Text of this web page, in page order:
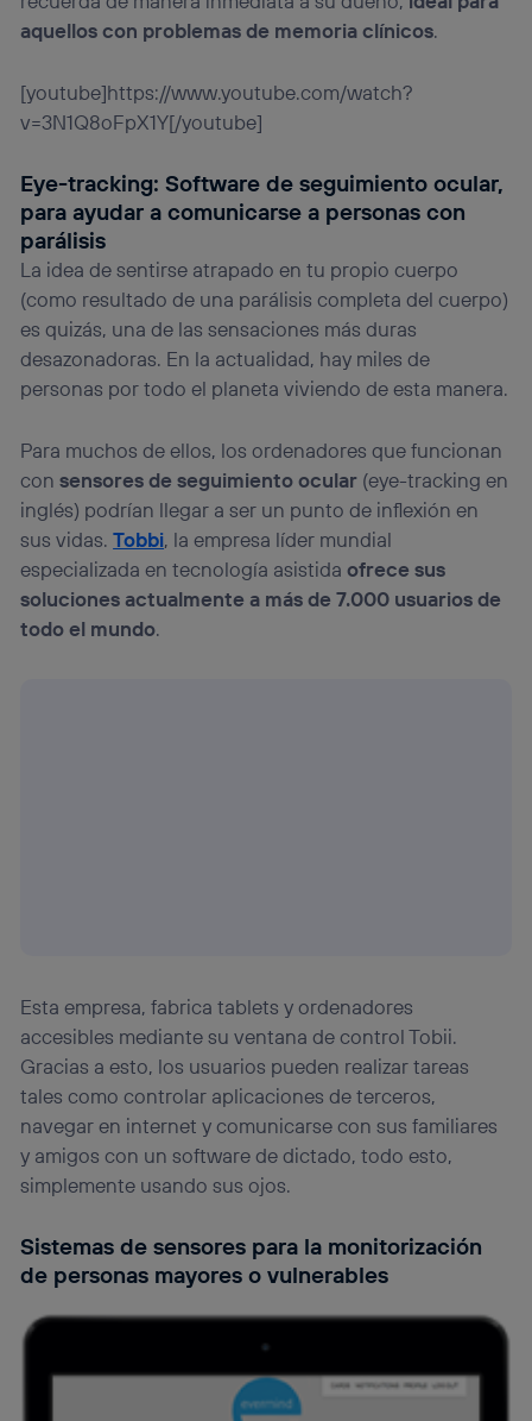
aquellos con problemas de memoria clínicos.
[youtube]https://www.youtube.com/watch?
v=3N1Q8oFpX1Y[/youtube]
Eye-tracking: Software de seguimiento ocular,
para ayudar a comunicarse a personas con
parálisis
La idea de sentirse atrapado en tu propio cuerpo
(como resultado de una parálisis completa del cuerpo)
es quizás, una de las sensaciones más duras
desazonadoras. En la actualidad, hay miles de
personas por todo el planeta viviendo de esta manera.
Para muchos de ellos, los ordenadores que funcionan
consensores de seguimiento ocular (eye-tracking en
inglés) podrían llegar a ser un punto de inflexión en
sus vidas.Tobbi, la empresa líder mundial
especializada en tecnología asistida ofrece sus
soluciones actualmente a más de 7.000 usuarios de
todo el mundo.
Esta empresa, fabrica tablets y ordenadores
accesibles mediante su ventana de control Tobii.
Gracias a esto, los usuarios pueden realizar tareas
tales como controlar aplicaciones de terceros,
navegar en internet y comunicarse con sus familiares
y amigos con un software de dictado, todo esto,
simplemente usando sus ojos.
Sistemas de sensores para la monitorización
de personas mayores o vulnerables